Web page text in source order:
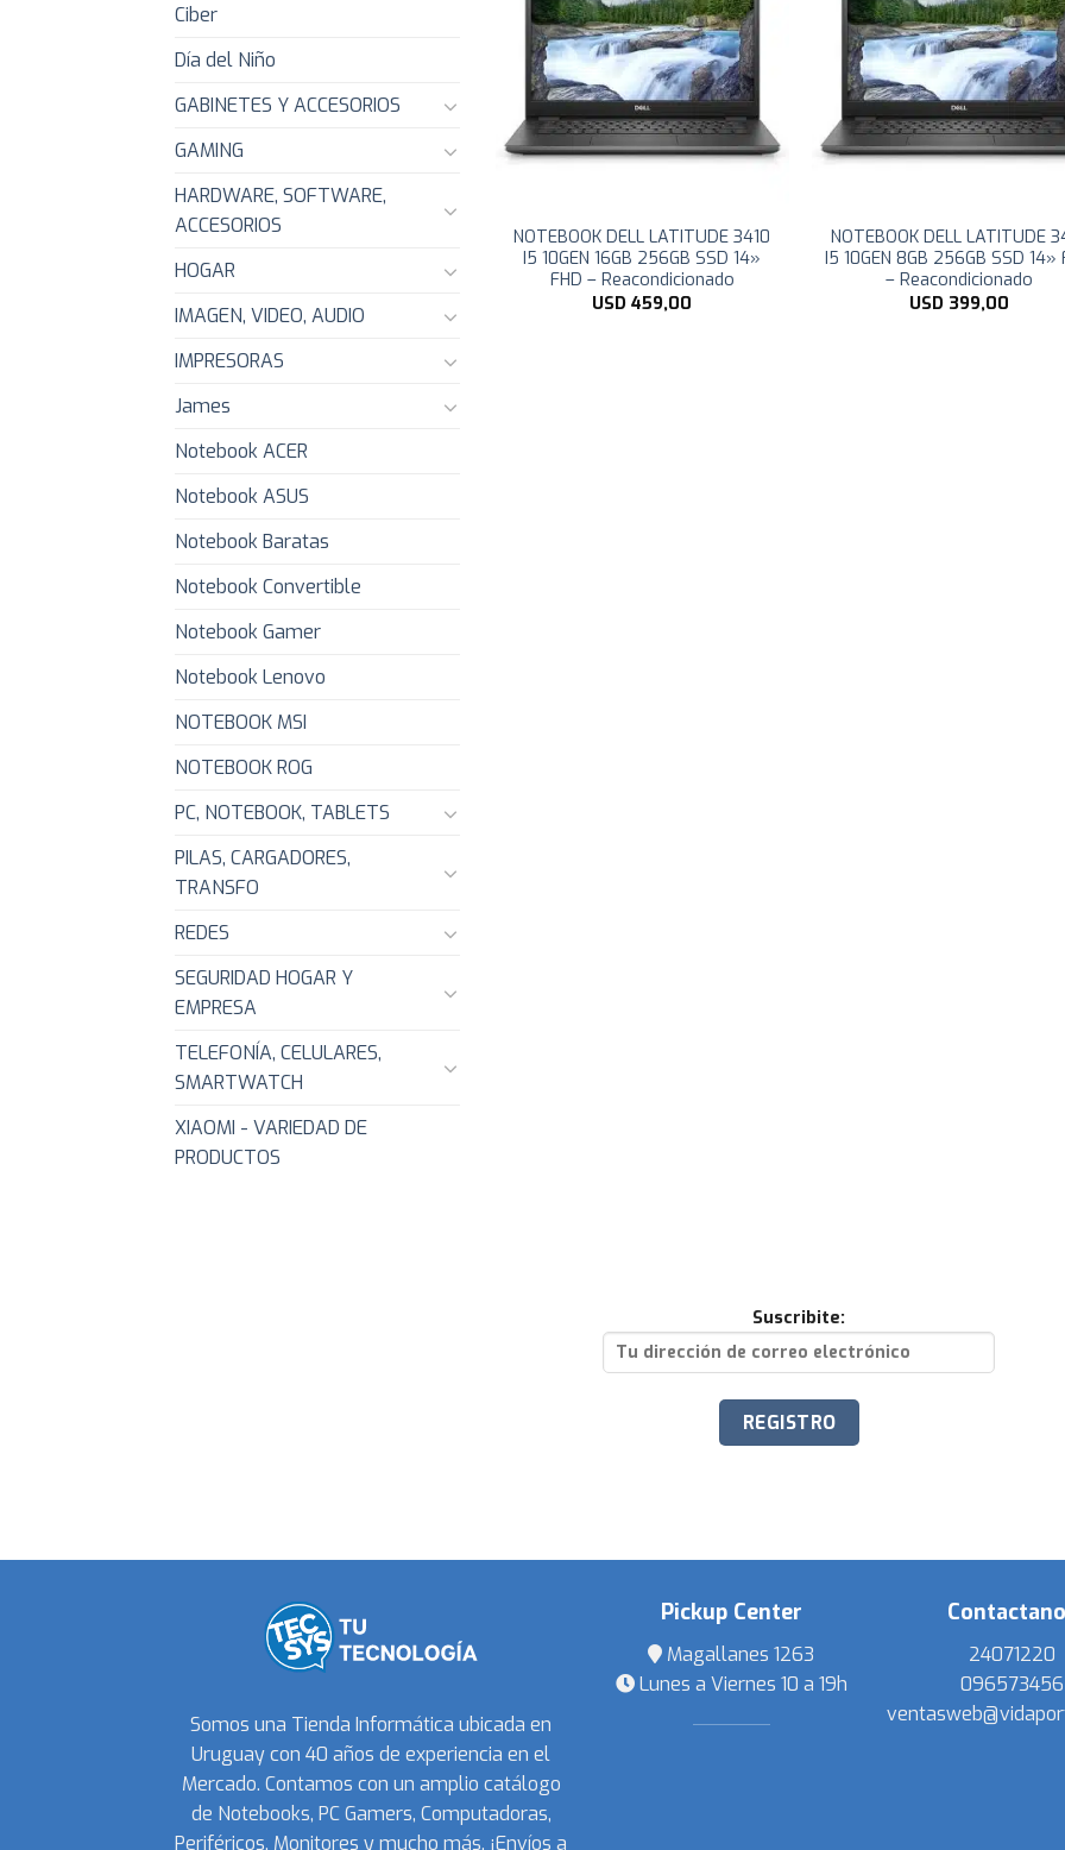
Ciber
Día del Niño
GABINETES Y ACCESORIOS
GAMING
HARDWARE, SOFTWARE,
ACCESORIOS
HOGAR
IMAGEN, VIDEO, AUDIO
IMPRESORAS
James
Notebook ACER
Notebook ASUS
Notebook Baratas
Notebook Convertible
Notebook Gamer
Notebook Lenovo
NOTEBOOK MSI
NOTEBOOK ROG
PC, NOTEBOOK, TABLETS
PILAS, CARGADORES,
TRANSFO
REDES
SEGURIDAD HOGAR Y
EMPRESA
TELEFONÍA, CELULARES,
SMARTWATCH
XIAOMI - VARIEDAD DE
PRODUCTOS
NOTEBOOK DELL LATITUDE 3410
I5 10GEN 16GB 256GB SSD 14»
FHD – Reacondicionado
USD459,00
NOTEBOOK DELL LATITUDE
I5 10GEN 8GB 256GB SSD 14»
– Reacondicionado
USD 399,00
Suscribite:
Somos una Tienda Informática ubicada en
Uruguay con 40 años de experiencia en el
Mercado. Contamos con un amplio catálogo
de Notebooks, PC Gamers, Computadoras,
Periféricos, Monitores y mucho más. ¡Envíos a
Pickup Center
Magallanes 1263
Lunes a Viernes 10 a 19h
24071220
096573456